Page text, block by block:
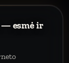
— esmė ir